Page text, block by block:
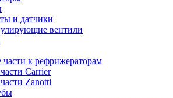
и датчики
вентили
части к рефрижераторам
Carrier
Zanotti